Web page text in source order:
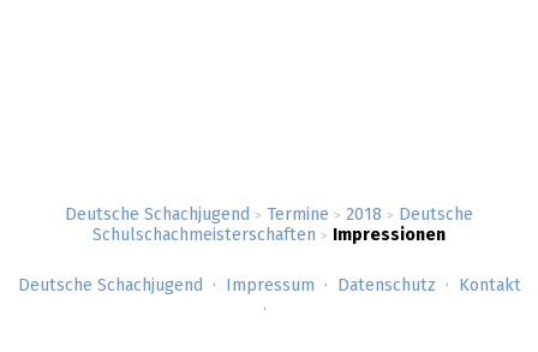
Deutsche Schachjugend > Termine > 2018 >
Deutsche
Schulschachmeisterschaften > Impressionen
Deutsche Schachjugend Impressum Datenschutz Kontakt